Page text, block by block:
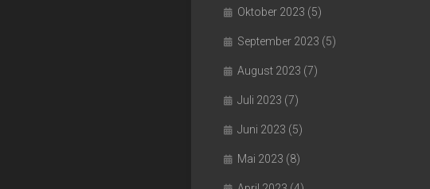
Oktober 2023 (5)
September 2023 (5)
August 2023 (7)
Juli 2023 (7)
Juni 2023 (5)
Mai 2023 (8)